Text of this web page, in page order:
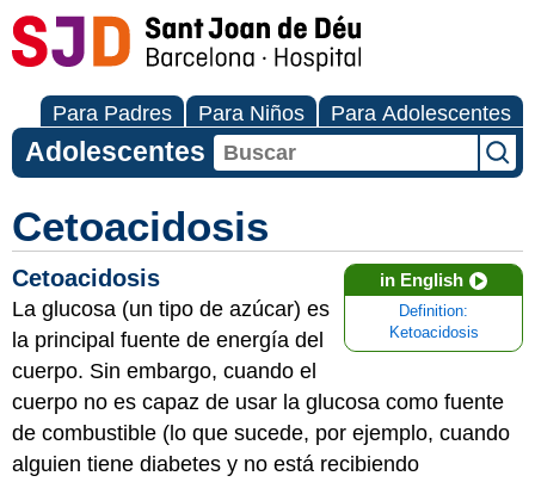
Para Padres Para Niños Para Adolescentes
Adolescentes
Cetoacidosis
in English
Definition:
Ketoacidosis
Cetoacidosis
La glucosa (un tipo de azúcar) es
la principal fuente de energía del
cuerpo. Sin embargo, cuando el
cuerpo no es capaz de usar la glucosa como fuente
de combustible (lo que sucede, por ejemplo, cuando
alguien tiene diabetes y no está recibiendo